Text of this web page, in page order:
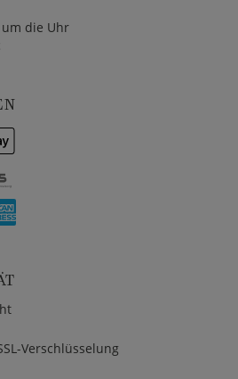
die Uhr
Verschlüsselung